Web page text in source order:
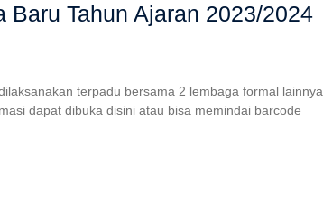
Tahun Ajaran 2023/2024
terpadu bersama 2 lembaga formal lainnya
dapat dibuka disini atau bisa memindai barcode